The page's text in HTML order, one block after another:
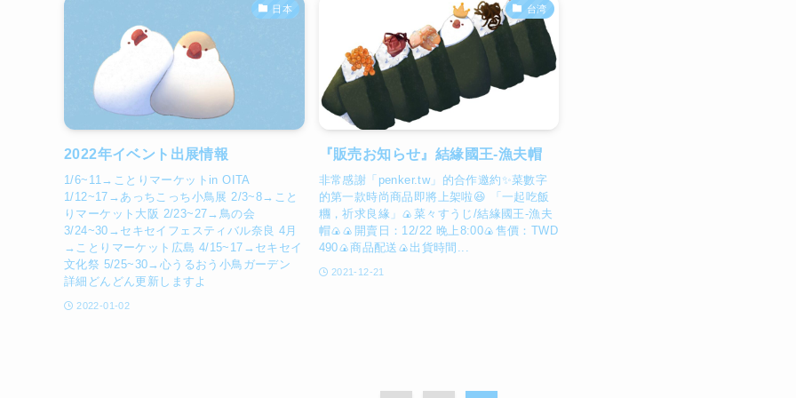
日本
2022年イベント出展情報
1/6~11→ことりマーケットin OITA
1/12~17→あっちこっち小鳥展 2/3~8→こと
りマーケット大阪 2/23~27→鳥の会
3/24~30→セキセイフェスティバル奈良 4月
→ことりマーケット広島 4/15~17→セキセイ
文化祭 5/25~30→心うるおう小鳥ガーデン
詳細どんどん更新しますよ
2022-01-02
台湾
『販売お知らせ』結緣國王-漁夫帽
非常感謝「penker.tw」的合作邀約✨菜數字
的第一款時尚商品即將上架啦😆 「一起吃飯
糰，祈求良緣」🍙菜々すうじ/結緣國王-漁夫
帽🍙🍙開賣日：12/22 晚上8:00🍙售價：TWD
490🍙商品配送🍙出貨時間...
2021-12-21